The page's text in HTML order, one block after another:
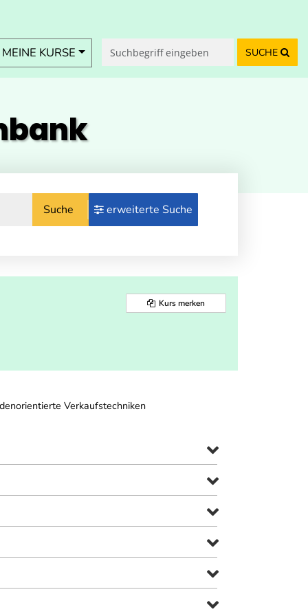
KURSE SUCHE
Suche erweiterte Suche
Kurs merken
Verkaufstechniken